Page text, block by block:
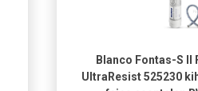
Blanco Fontas-S II
UltraResist 525230